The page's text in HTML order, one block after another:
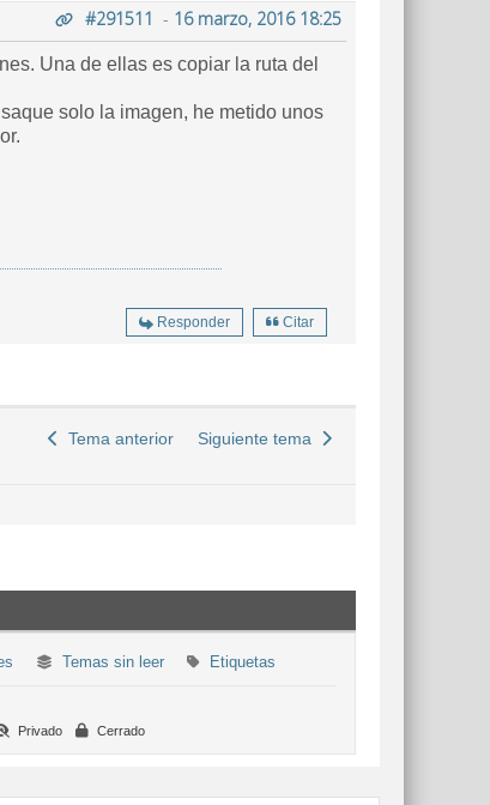
#291511 - 16 marzo, 2016 18:25
Una de ellas es copiar la ruta del
solo la imagen, he metido unos
Responder Citar
Tema anterior Siguiente tema
Temas sin leer Etiquetas
Privado Cerrado